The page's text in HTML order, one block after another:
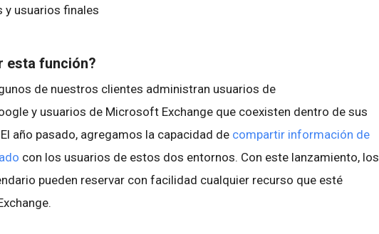
usuarios finales
esta función?
de nuestros clientes administran usuarios de
y usuarios de Microsoft Exchange que coexisten dentro de sus
año pasado, agregamos la capacidad de compartir información de
con los usuarios de estos dos entornos. Con este lanzamiento, los
pueden reservar con facilidad cualquier recurso que esté